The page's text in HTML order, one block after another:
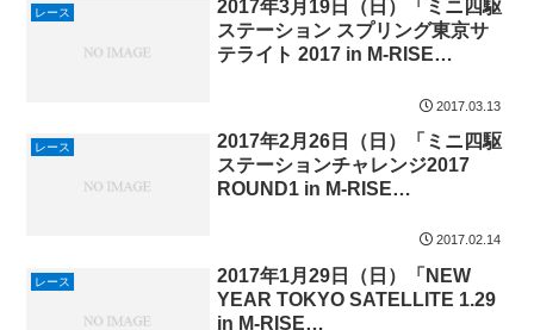
レース
2017年3月19日（日）「ミニ四駆
ステーション スプリング東京サ
テライト 2017 in M-RISE
2017.03.13
レース
2017年2月26日（日）「ミニ四駆
ステーションチャレンジ2017
ROUND1 in M-RISE
2017.02.14
レース
2017年1月29日（日）「NEW
YEAR TOKYO SATELLITE 1.29
in M-RISE